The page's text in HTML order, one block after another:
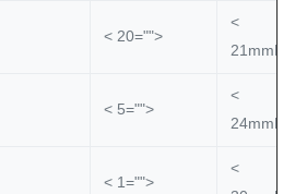
< 20="">
<
< 5="">
<
< 1="">
<